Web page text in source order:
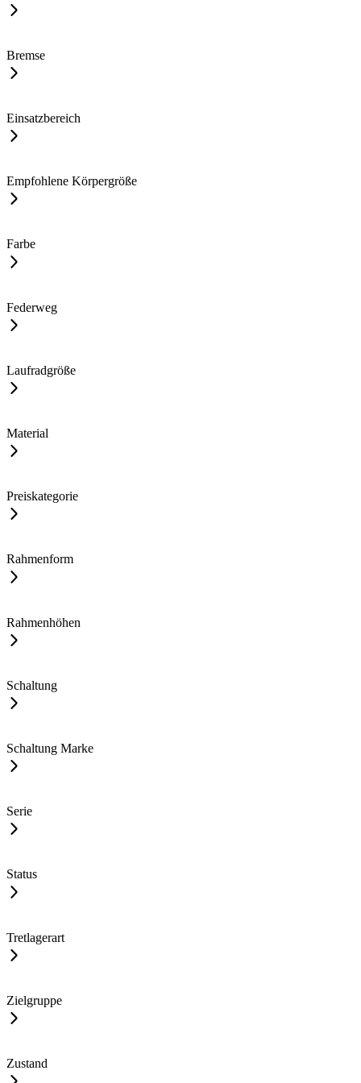
Bremse
Einsatzbereich
Empfohlene Körpergröße
Farbe
Federweg
Laufradgröße
Material
Preiskategorie
Rahmenform
Rahmenhöhen
Schaltung
Schaltung Marke
Serie
Status
Tretlagerart
Zielgruppe
Zustand